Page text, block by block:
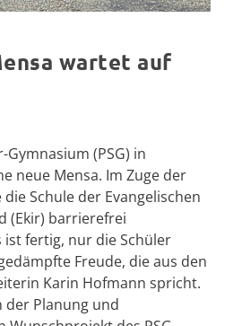
wartet auf
Gymnasium (PSG) in
neue Mensa. Im Zuge der
Schule der Evangelischen
(Ekir) barrierefrei
ist fertig, nur die Schüler
Freude, die aus den
Karin Hofmann spricht.
der Planung und